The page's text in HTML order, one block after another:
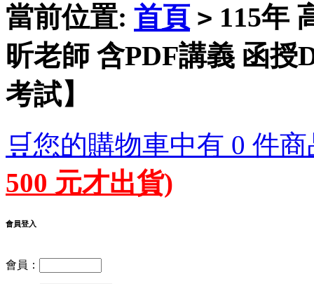
當前位置: 首頁 > 115年
昕老師 含PDF講義 函
考試】
🛒您的購物車中有 0 件
500 元才出貨)
會員登入
會員：